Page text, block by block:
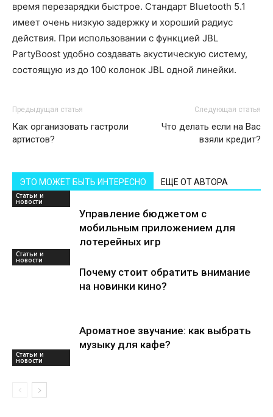
время перезарядки быстрое. Стандарт Bluetooth 5.1
имеет очень низкую задержку и хороший радиус
действия. При использовании с функцией JBL
PartyBoost удобно создавать акустическую систему,
состоящую из до 100 колонок JBL одной линейки.
Предыдущая статья
Как организовать гастроли
артистов?
Следующая статья
Что делать если на Вас
взяли кредит?
ЭТО МОЖЕТ БЫТЬ ИНТЕРЕСНО ЕЩЕ ОТ АВТОРА
Статьи и
новости
Управление бюджетом с
мобильным приложением для
лотерейных игр
Статьи и
новости
Почему стоит обратить внимание
на новинки кино?
Статьи и
новости
Ароматное звучание: как выбрать
музыку для кафе?